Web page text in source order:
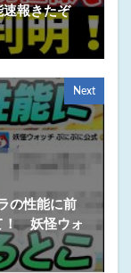
速報きたぞ
Next
の性能に前
！ 妖怪ウォ